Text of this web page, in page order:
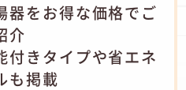
をお得な価格でご
介
きタイプや省エネ
も掲載